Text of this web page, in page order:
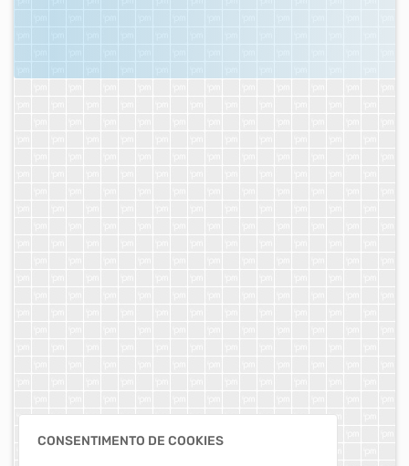
CONSENTIMENTO DE COOKIES